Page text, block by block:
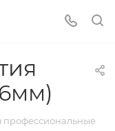
профессиональные